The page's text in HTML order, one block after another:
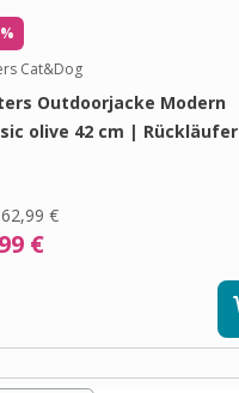
Cat&Dog
Outdoorjacke Modern
olive 42 cm | Rückläufer
62,99 €
€